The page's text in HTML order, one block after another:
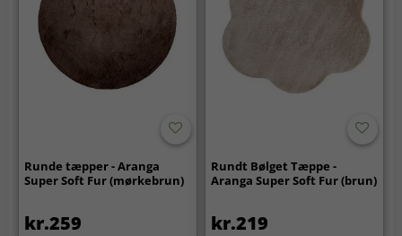
Runde tæpper - Aranga
Super Soft Fur (mørkebrun)
kr.259
Rundt Bølget Tæppe -
Aranga Super Soft Fur (brun)
kr.219